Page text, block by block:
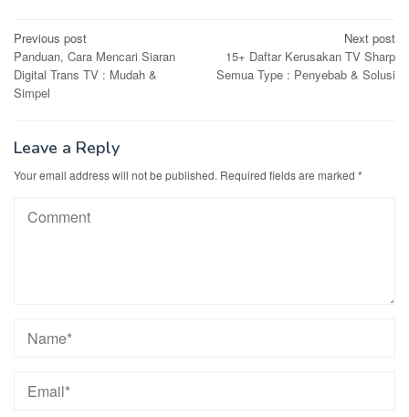
Post
navigation
Previous post
Panduan, Cara Mencari Siaran
Digital Trans TV : Mudah &
Simpel
Next post
15+ Daftar Kerusakan TV Sharp
Semua Type : Penyebab & Solusi
Leave a Reply
Your email address will not be published. Required fields are marked *